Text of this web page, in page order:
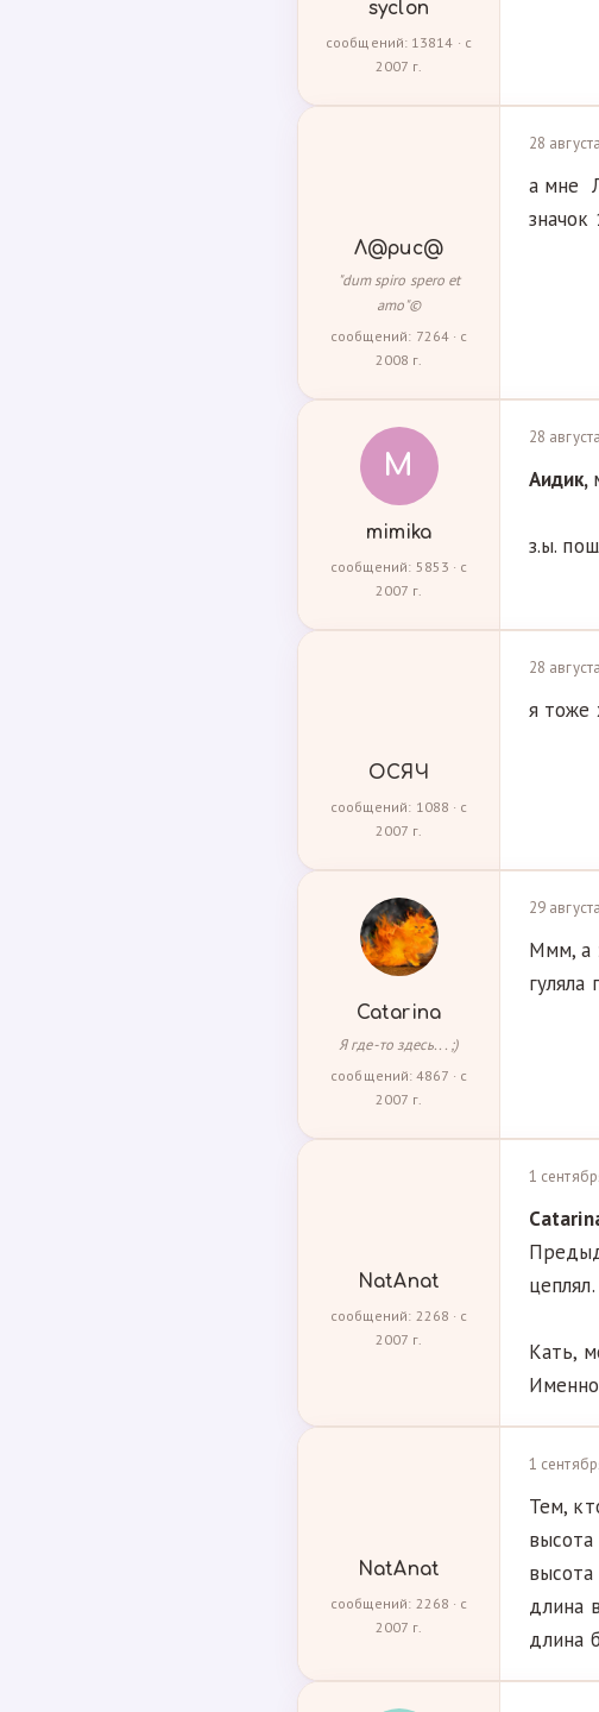
syclon
сообщений: 13814 · с
2007 г.
Л@рис@
"dum spiro spero et
amo"©
сообщений: 7264 · с
2008 г.
28
а мне
значок
M
mimika
сообщений: 5853 · с
2007 г.
28
Аидик,
з.ы.
ОСЯЧ
сообщений: 1088 · с
2007 г.
28
я тоже
Catarina
Я где-то здесь... ;)
сообщений: 4867 · с
2007 г.
29
Ммм, а
NatAnat
сообщений: 2268 · с
2007 г.
1
цеплял.
Кать,
NatAnat
сообщений: 2268 · с
2007 г.
1
Тем,
длина
длина